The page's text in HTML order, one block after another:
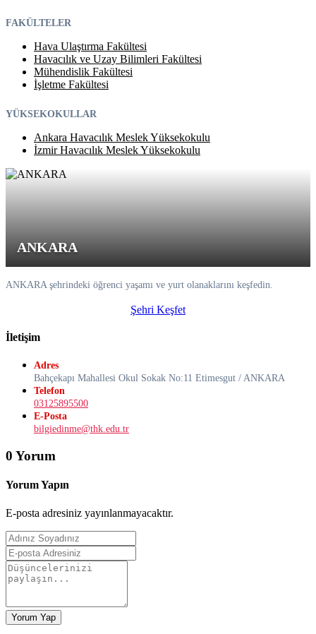
FAKÜLTELER
Hava Ulaştırma Fakültesi
Havacılık ve Uzay Bilimleri Fakültesi
Mühendislik Fakültesi
İşletme Fakültesi
YÜKSEKOKULLAR
Ankara Havacılık Meslek Yüksekokulu
İzmir Havacılık Meslek Yüksekokulu
ANKARA
ANKARA şehrindeki öğrenci yaşamı ve yurt olanaklarını keşfedin.
Şehri Keşfet
İletişim
Adres
Bahçekapı Mahallesi Okul Sokak No:11 Etimesgut / ANKARA
Telefon
03125895500
E-Posta
bilgiedinme@thk.edu.tr
0 Yorum
Yorum Yapın
E-posta adresiniz yayınlanmayacaktır.
Yorum Yap